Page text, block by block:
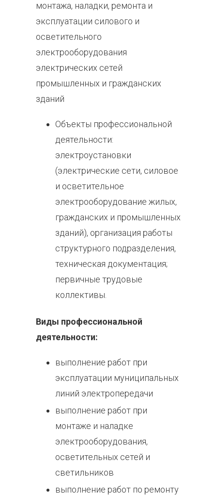
монтажа, наладки, ремонта и
эксплуатации силового и
осветительного
электрооборудования
электрических сетей
промышленных и гражданских
зданий
Объекты профессиональной
деятельности:
электроустановки
(электрические сети, силовое
и осветительное
электрооборудование жилых,
гражданских и промышленных
зданий), организация работы
структурного подразделения,
техническая документация;
первичные трудовые
коллективы.
Виды профессиональной
деятельности:
выполнение работ при
эксплуатации муниципальных
линий электропередачи
выполнение работ при
монтаже и наладке
электрооборудования,
осветительных сетей и
светильников
выполнение работ по ремонту